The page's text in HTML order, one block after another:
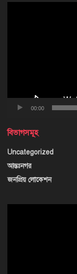
00:00
বিভাগসমূহ
Uncategorized
আন্তঃনগর
জনপ্রিয় লোকেশন